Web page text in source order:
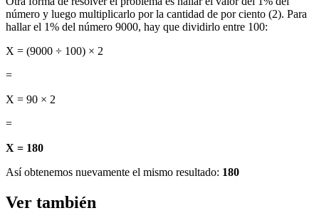
número y luego multiplicarlo por la cantidad de por ciento (2). Para
hallar el 1% del número 9000, hay que dividirlo entre 100:
X = (9000 ÷ 100) × 2
=
X = 90 × 2
=
X = 180
Así obtenemos nuevamente el mismo resultado: 180
Ver también